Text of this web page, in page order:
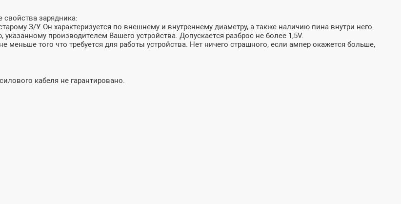
зарядника:
З/У. Он характеризуется по внешнему и внутреннему диаметру, а также наличию пина внутри него.
производителем Вашего устройства. Допускается разброс не более 1,5V.
того что требуется для работы устройства. Нет ничего страшного, если ампер окажется больше,
кабеля не гарантировано.